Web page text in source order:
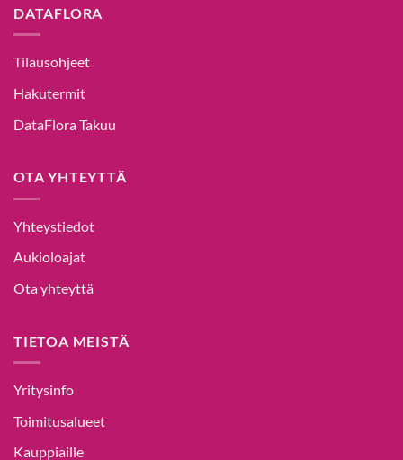
DATAFLORA
Tilausohjeet
Hakutermit
DataFlora Takuu
OTA YHTEYTTÄ
Yhteystiedot
Aukioloajat
Ota yhteyttä
TIETOA MEISTÄ
Yritysinfo
Toimitusalueet
Kauppiaille